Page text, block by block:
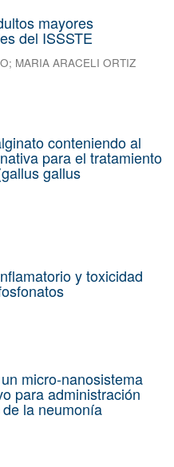
mayores
del ISSSTE
; MARIA ARACELI ORTIZ
conteniendo al
para el tratamiento
gallus
y toxicidad
micro-nanosistema
para administración
la neumonía